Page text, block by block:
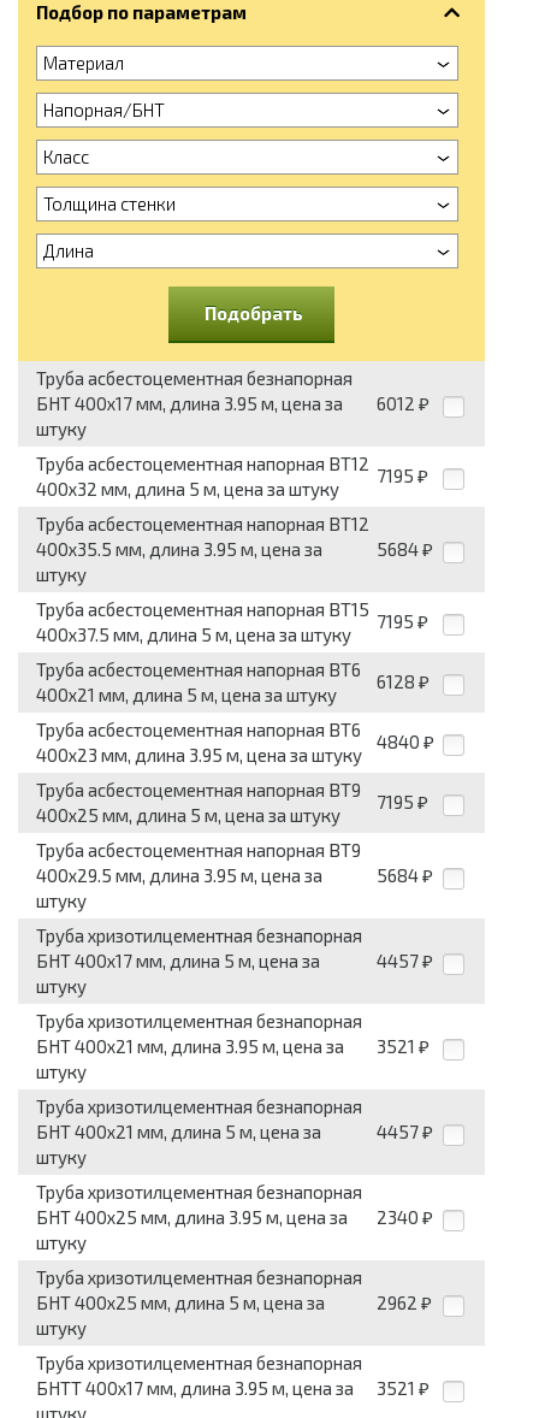
Подбор по параметрам
Материал
Напорная/БНТ
Класс
Толщина стенки
Длина
Подобрать
Труба асбестоцементная безнапорная
БНТ 400x17 мм, длина 3.95 м, цена за
штуку
6012 ₽
Труба асбестоцементная напорная ВТ12
400x32 мм, длина 5 м, цена за штуку
7195 ₽
Труба асбестоцементная напорная ВТ12
400x35.5 мм, длина 3.95 м, цена за
штуку
5684 ₽
Труба асбестоцементная напорная ВТ15
400x37.5 мм, длина 5 м, цена за штуку
7195 ₽
Труба асбестоцементная напорная ВТ6
400x21 мм, длина 5 м, цена за штуку
6128 ₽
Труба асбестоцементная напорная ВТ6
400x23 мм, длина 3.95 м, цена за штуку
4840 ₽
Труба асбестоцементная напорная ВТ9
400x25 мм, длина 5 м, цена за штуку
7195 ₽
Труба асбестоцементная напорная ВТ9
400x29.5 мм, длина 3.95 м, цена за
штуку
5684 ₽
Труба хризотилцементная безнапорная
БНТ 400x17 мм, длина 5 м, цена за
штуку
4457 ₽
Труба хризотилцементная безнапорная
БНТ 400x21 мм, длина 3.95 м, цена за
штуку
3521 ₽
Труба хризотилцементная безнапорная
БНТ 400x21 мм, длина 5 м, цена за
штуку
4457 ₽
Труба хризотилцементная безнапорная
БНТ 400x25 мм, длина 3.95 м, цена за
штуку
2340 ₽
Труба хризотилцементная безнапорная
БНТ 400x25 мм, длина 5 м, цена за
штуку
2962 ₽
Труба хризотилцементная безнапорная
БНТТ 400x17 мм, длина 3.95 м, цена за
штуку
3521 ₽